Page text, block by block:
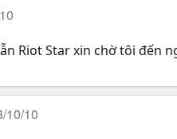
Riot Star xin chờ tôi đến
10/10